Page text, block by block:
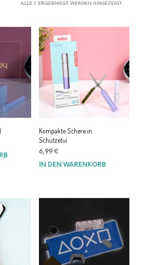
ALLE 7 ERGEBNISSE WERDEN ANGEZEIGTNACH
Kompakte Schere in
Schutzetui
6,99 €
IN DEN WARENKORB